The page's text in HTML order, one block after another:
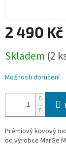
2 490 Kč
cena:
Skladem (2
Možnosti doručení
Prémiový kovový
od výrobce MarGe